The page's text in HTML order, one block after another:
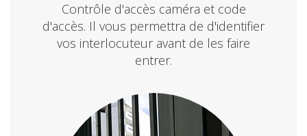
Contrôle d'accès caméra et code
d'accès. Il vous permettra de d'identifier
vos interlocuteur avant de les faire
entrer.